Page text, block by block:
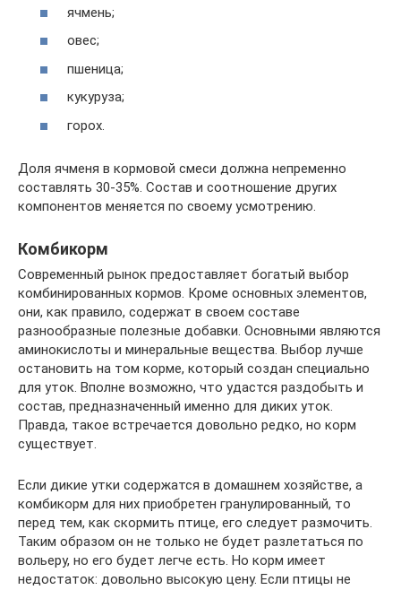
ячмень;
овес;
пшеница;
кукуруза;
горох.
Доля ячменя в кормовой смеси должна непременно
составлять 30-35%. Состав и соотношение других
компонентов меняется по своему усмотрению.
Комбикорм
Современный рынок предоставляет богатый выбор
комбинированных кормов. Кроме основных элементов,
они, как правило, содержат в своем составе
разнообразные полезные добавки. Основными являются
аминокислоты и минеральные вещества. Выбор лучше
остановить на том корме, который создан специально
для уток. Вполне возможно, что удастся раздобыть и
состав, предназначенный именно для диких уток.
Правда, такое встречается довольно редко, но корм
существует.
Если дикие утки содержатся в домашнем хозяйстве, а
комбикорм для них приобретен гранулированный, то
перед тем, как скормить птице, его следует размочить.
Таким образом он не только не будет разлетаться по
вольеру, но его будет легче есть. Но корм имеет
недостаток: довольно высокую цену. Если птицы не